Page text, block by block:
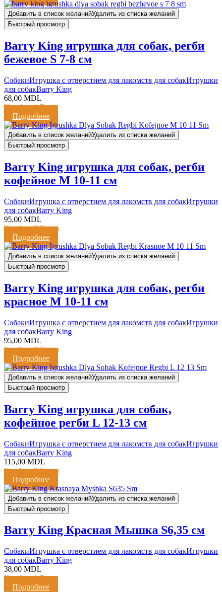
Добавить в список желанийУдалить из списка желаний
Быстрый просмотр
Barry King игрушка для собак, регби
бежевое S 7-8 см
CобакиИгрушка с отверстием для лакомств для собакИгрушки
для собакBarry King
68,00 MDL
Кешбэк:1 Балл
Подробнее
Добавить в список желанийУдалить из списка желаний
Быстрый просмотр
Barry King игрушка для собак, регби
кофейное М 10-11 см
CобакиИгрушка с отверстием для лакомств для собакИгрушки
для собакBarry King
95,00 MDL
Кешбэк:2 Балла
Подробнее
Добавить в список желанийУдалить из списка желаний
Быстрый просмотр
Barry King игрушка для собак, регби
красное М 10-11 см
CобакиИгрушка с отверстием для лакомств для собакИгрушки
для собакBarry King
95,00 MDL
Кешбэк:2 Балла
Подробнее
Добавить в список желанийУдалить из списка желаний
Быстрый просмотр
Barry King игрушка для собак,
кофейное регби L 12-13 см
CобакиИгрушка с отверстием для лакомств для собакИгрушки
для собакBarry King
115,00 MDL
Кешбэк:2 Балла
Подробнее
Добавить в список желанийУдалить из списка желаний
Быстрый просмотр
Barry King Красная Мышка S6,35 см
CобакиИгрушка с отверстием для лакомств для собакИгрушки
для собакBarry King
38,00 MDL
Кешбэк:1 Балл
Подробнее